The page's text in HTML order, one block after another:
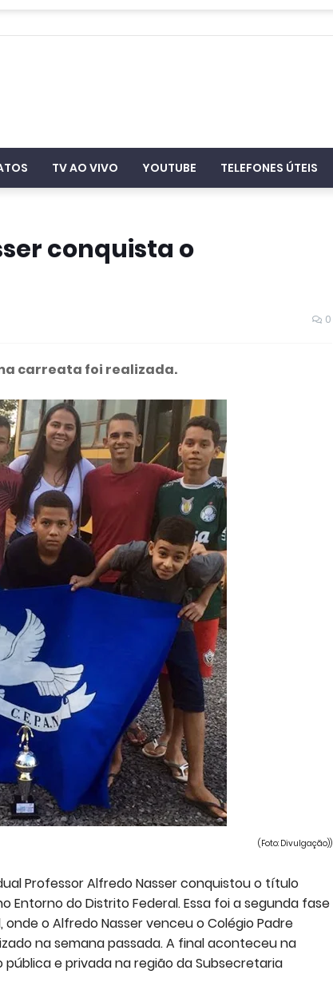
TV AO VIVO YOUTUBE TELEFONES ÚTEIS
conquista o
0
carreata foi realizada.
(Foto: Divulgação))
Professor Alfredo Nasser conquistou o título
Entorno do Distrito Federal. Essa foi a segunda fase
o Alfredo Nasser venceu o Colégio Padre
na semana passada. A final aconteceu na
e privada na região da Subsecretaria